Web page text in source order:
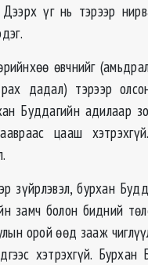
үг нь тэрээр
өвчнийг
дадал) тэрээр
Буддагийн адилаар
цааш
зүйрлэвэл, бурхан
замч болон бидний
орой өөд зааж
хэтрэхгүй.